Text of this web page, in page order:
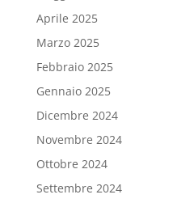
Aprile 2025
Marzo 2025
Febbraio 2025
Gennaio 2025
Dicembre 2024
Novembre 2024
Ottobre 2024
Settembre 2024